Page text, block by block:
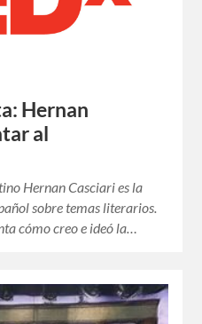
Hernan
al
Hernan Casciari es la
sobre temas literarios.
cómo creo e ideó la…